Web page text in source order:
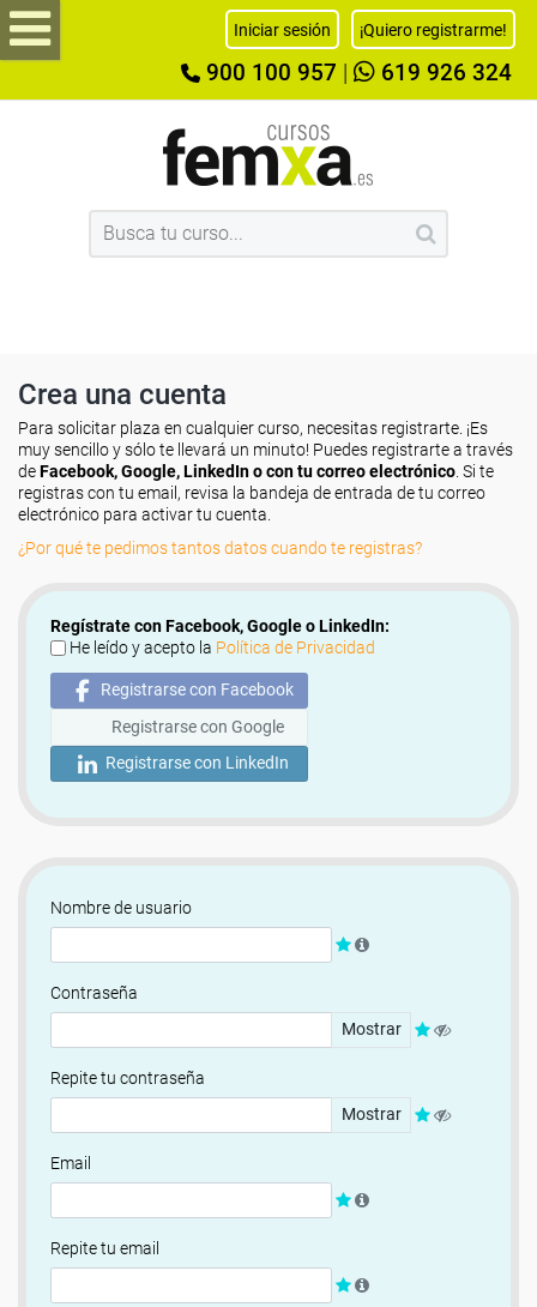
Iniciar sesión ¡Quiero registrarme!
900 100 957 619 926 324
Crea una cuenta
Para solicitar plaza en cualquier curso, necesitas registrarte. ¡Es
muy sencillo y sólo te llevará un minuto! Puedes registrarte a través
deFacebook, Google, LinkedIn o con tu correo electrónico . Si te
registras con tu email, revisa la bandeja de entrada de tu correo
electrónico para activar tu cuenta.
¿Por qué te pedimos tantos datos cuando te registras?
Regístrate con Facebook, Google o LinkedIn:
He leído y acepto la Política de Privacidad
Registrarse con Facebook
Registrarse con Google
Registrarse con LinkedIn
Nombre de usuario
Contraseña
Mostrar
Repite tu contraseña
Mostrar
Email
Repite tu email